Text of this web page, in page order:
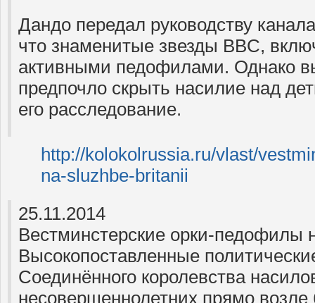
Дандо передал руководству
что знаменитые звезды BBC,
активными педофилами. Однако
предпочло скрыть насилие над
его расследование.
http://kolokolrussia.ru/vlast/
na-sluzhbe-britanii
25.11.2014
Вестминстерские орки-педофилы
Высокопоставленные
Соединённого королевства
несовершеннолетних прямо возле